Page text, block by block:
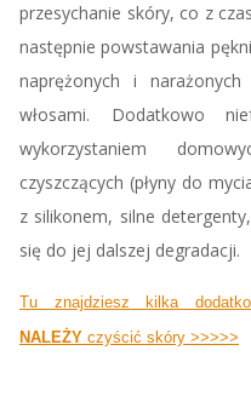
przesychanie skóry, co z
następnie powstawania
naprężonych i
włosami. Dodatkowo
wykorzystaniem
czyszczących (płyny do
z silikonem, silne
się do jej dalszej degradacji.
Tu znajdziesz kilka
NALEŻY czyścić skóry >>>>>